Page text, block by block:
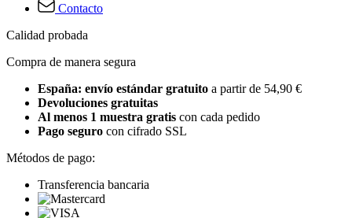
Contacto
Calidad probada
Compra de manera segura
España: envío estándar gratuito a partir de 54,90 €
Devoluciones gratuitas
Al menos 1 muestra gratis con cada pedido
Pago seguro con cifrado SSL
Métodos de pago:
Transferencia bancaria